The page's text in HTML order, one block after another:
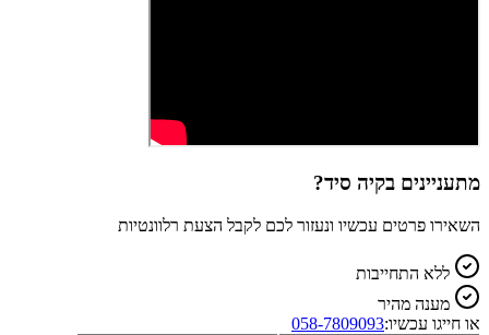
מתעניינים בקיה סיד?
השאירו פרטים עכשיו ונעזור לכם לקבל הצעת רלוונטיות
ללא התחייבות
מענה מהיר
או חייגו עכשיו:058-7809093